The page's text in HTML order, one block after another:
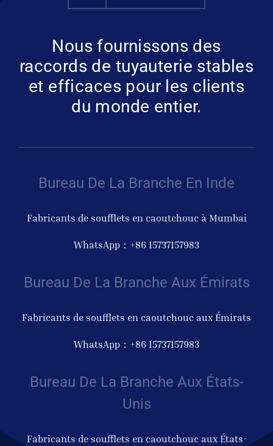
Nous fournissons des
raccords de tuyauterie stables
et efficaces pour les clients
du monde entier.
Bureau De La Branche En Inde
Fabricants de soufflets en caoutchouc à Mumbai
WhatsApp：+86 15737157983
Bureau De La Branche Aux Émirats
Fabricants de soufflets en caoutchouc aux Émirats
WhatsApp：+86 15737157983
Bureau De La Branche Aux États-
Unis
Fabricants de soufflets en caoutchouc aux États-